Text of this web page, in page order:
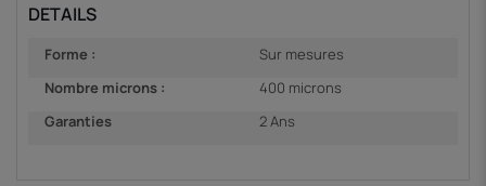
DETAILS
Forme :
Sur mesures
Nombre microns :
400 microns
Garanties
2 Ans